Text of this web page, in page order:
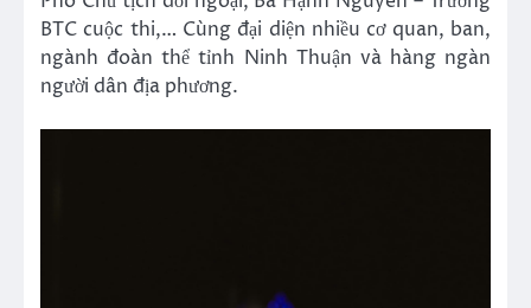
BTC cuộc thi,… Cùng đại diện nhiều cơ quan, ban,
ngành đoàn thể tỉnh Ninh Thuận và hàng ngàn
người dân địa phương.